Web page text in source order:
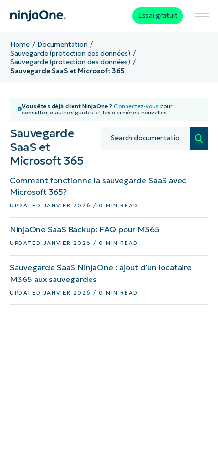
Essai gratuit
Home
Documentation
Sauvegarde (protection des données)
Sauvegarde (protection des données)
Sauvegarde SaaS et Microsoft 365
Vous êtes déjà client NinjaOne ? Connectez-vous pour
consulter d'autres guides et les dernières nouvelles.
Sauvegarde
SaaS et
Microsoft 365
Comment fonctionne la sauvegarde SaaS avec
Microsoft 365?
UPDATED JANVIER 2026 / 0 MIN READ
NinjaOne SaaS Backup: FAQ pour M365
UPDATED JANVIER 2026 / 0 MIN READ
Sauvegarde SaaS NinjaOne : ajout d’un locataire
M365 aux sauvegardes
UPDATED JANVIER 2026 / 0 MIN READ